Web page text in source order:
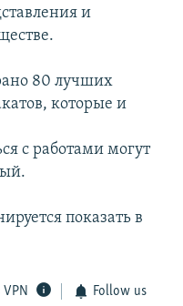
и
80 лучших
которые и
с работами могут
показать в
Follow us